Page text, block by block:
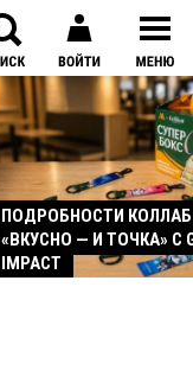
ПОДРОБНОСТИ
«ВКУСНО — И ТОЧКА» С
IMPACT